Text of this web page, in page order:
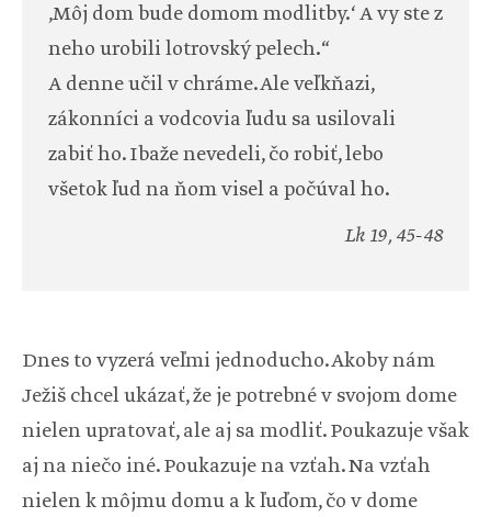
‚Môj dom bude domom modlitby.‘ A vy ste z
neho urobili lotrovský pelech.“
A denne učil v chráme. Ale veľkňazi,
zákonníci a vodcovia ľudu sa usilovali
zabiť ho. Ibaže nevedeli, čo robiť, lebo
všetok ľud na ňom visel a počúval ho.
Lk 19, 45-48
Dnes to vyzerá veľmi jednoducho. Akoby nám
Ježiš chcel ukázať, že je potrebné v svojom dome
nielen upratovať, ale aj sa modliť. Poukazuje však
aj na niečo iné. Poukazuje na vzťah. Na vzťah
nielen k môjmu domu a k ľuďom, čo v dome